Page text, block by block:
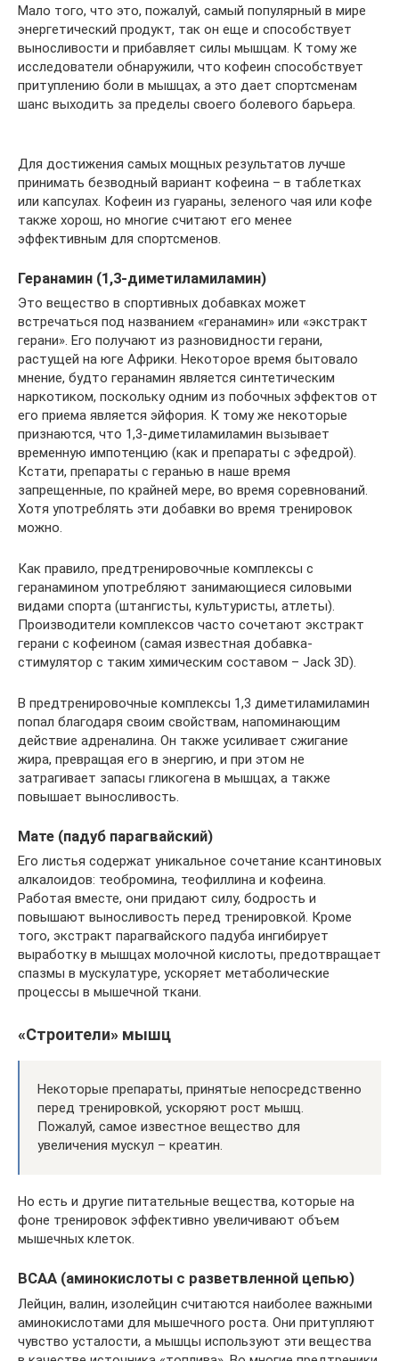
Мало того, что это, пожалуй, самый популярный в мире
энергетический продукт, так он еще и способствует
выносливости и прибавляет силы мышцам. К тому же
исследователи обнаружили, что кофеин способствует
притуплению боли в мышцах, а это дает спортсменам
шанс выходить за пределы своего болевого барьера.
Для достижения самых мощных результатов лучше
принимать безводный вариант кофеина – в таблетках
или капсулах. Кофеин из гуараны, зеленого чая или кофе
также хорош, но многие считают его менее
эффективным для спортсменов.
Геранамин (1,3-диметиламиламин)
Это вещество в спортивных добавках может
встречаться под названием «геранамин» или «экстракт
герани». Его получают из разновидности герани,
растущей на юге Африки. Некоторое время бытовало
мнение, будто геранамин является синтетическим
наркотиком, поскольку одним из побочных эффектов от
его приема является эйфория. К тому же некоторые
признаются, что 1,3-диметиламиламин вызывает
временную импотенцию (как и препараты с эфедрой).
Кстати, препараты с геранью в наше время
запрещенные, по крайней мере, во время соревнований.
Хотя употреблять эти добавки во время тренировок
можно.
Как правило, предтренировочные комплексы с
геранамином употребляют занимающиеся силовыми
видами спорта (штангисты, культуристы, атлеты).
Производители комплексов часто сочетают экстракт
герани с кофеином (самая известная добавка-
стимулятор с таким химическим составом – Jack 3D).
В предтренировочные комплексы 1,3 диметиламиламин
попал благодаря своим свойствам, напоминающим
действие адреналина. Он также усиливает сжигание
жира, превращая его в энергию, и при этом не
затрагивает запасы гликогена в мышцах, а также
повышает выносливость.
Мате (падуб парагвайский)
Его листья содержат уникальное сочетание ксантиновых
алкалоидов: теобромина, теофиллина и кофеина.
Работая вместе, они придают силу, бодрость и
повышают выносливость перед тренировкой. Кроме
того, экстракт парагвайского падуба ингибирует
выработку в мышцах молочной кислоты, предотвращает
спазмы в мускулатуре, ускоряет метаболические
процессы в мышечной ткани.
«Строители» мышц
Некоторые препараты, принятые непосредственно
перед тренировкой, ускоряют рост мышц.
Пожалуй, самое известное вещество для
увеличения мускул – креатин.
Но есть и другие питательные вещества, которые на
фоне тренировок эффективно увеличивают объем
мышечных клеток.
ВСАА (аминокислоты с разветвленной цепью)
Лейцин, валин, изолейцин считаются наиболее важными
аминокислотами для мышечного роста. Они притупляют
чувство усталости, а мышцы используют эти вещества